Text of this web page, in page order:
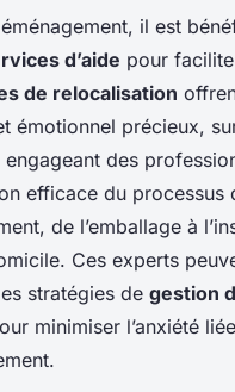
il est
d’aide pour
de relocalisation
émotionnel précieux,
engageant des
efficace du processus
de l’emballage à
Ces experts
stratégies de gestion
minimiser l’anxiété